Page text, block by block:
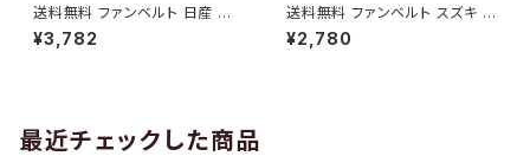
送料無料 ファンベルト 日産 キ
ューブ 型式Z12 H20.11～H24.
10 （国内トップメーカー） 1本 H
¥3,782
送料無料 ファンベルト スズキ ワ
ゴンR 型式MH34S H24.09～
H29.02 （国内トップメーカー）
¥2,780
最近チェックした商品